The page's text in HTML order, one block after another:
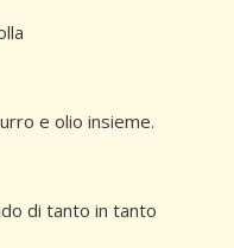
e olio insieme.
di tanto in tanto